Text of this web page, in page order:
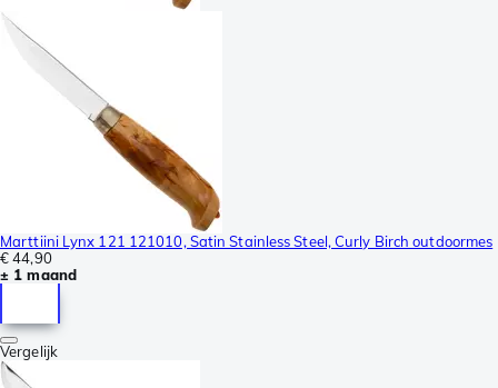
Marttiini Lynx 121 121010, Satin Stainless Steel, Curly Birch outdoormes
€ 44,90
± 1 maand
Vergelijk